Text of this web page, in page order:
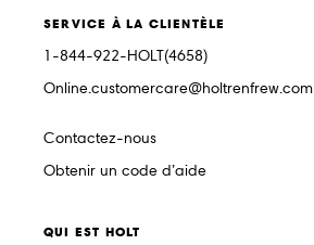
SERVICE À LA CLIENTÈLE
1-844-922-HOLT(4658)
Online.customercare@holtrenfrew.com
Contactez-nous
Obtenir un code d’aide
QUI EST HOLT